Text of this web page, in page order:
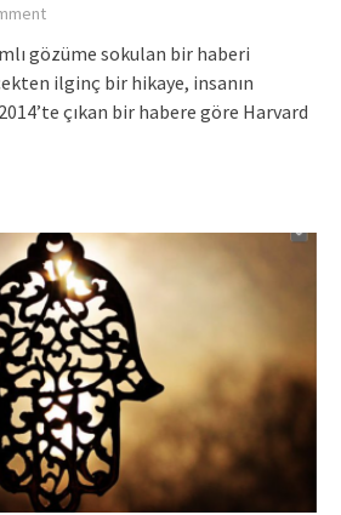
gözüme sokulan bir haberi
ilginç bir hikaye, insanın
2014’te çıkan bir habere göre Harvard